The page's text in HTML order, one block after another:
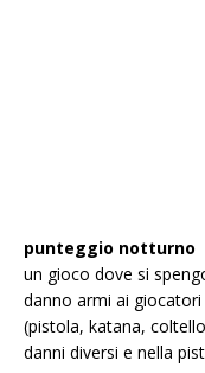
punteggio notturno
un gioco dove si
danno armi ai giocatori
(pistola, katana,
danni diversi e nella